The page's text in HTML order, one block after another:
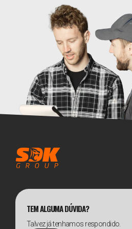
TEM ALGUMA DÚVIDA?
Talvez já tenhamos respondido.